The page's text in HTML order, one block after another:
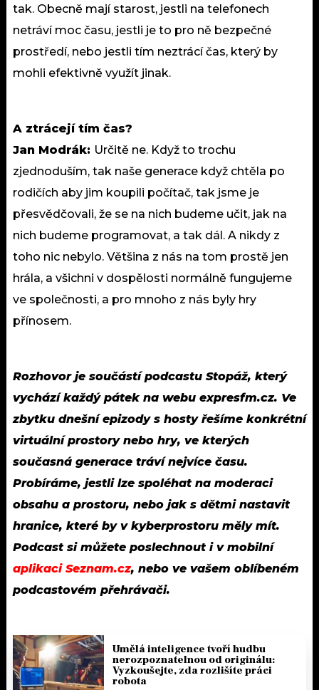
tak. Obecně mají starost, jestli na telefonech
netráví moc času, jestli je to pro ně bezpečné
prostředí, nebo jestli tím neztrácí čas, který by
mohli efektivně využít jinak.
A ztrácejí tím čas?
Jan Modrák: Určitě ne. Když to trochu
zjednoduším, tak naše generace když chtěla po
rodičích aby jim koupili počítač, tak jsme je
přesvědčovali, že se na nich budeme učit, jak na
nich budeme programovat, a tak dál. A nikdy z
toho nic nebylo. Většina z nás na tom prostě jen
hrála, a všichni v dospělosti normálně fungujeme
ve společnosti, a pro mnoho z nás byly hry
přínosem.
Rozhovor je součástí podcastu Stopáž, který
vychází každý pátek na webu expresfm.cz. Ve
zbytku dnešní epizody s hosty řešíme konkrétní
virtuální prostory nebo hry, ve kterých
současná generace tráví nejvíce času.
Probíráme, jestli lze spoléhat na moderaci
obsahu a prostoru, nebo jak s dětmi nastavit
hranice, které by v kyberprostoru měly mít.
Podcast si můžete poslechnout i v mobilní
aplikaci Seznam.cz, nebo ve vašem oblíbeném
podcastovém přehrávači.
Umělá inteligence tvoří hudbu
nerozpoznatelnou od originálu:
Vyzkoušejte, zda rozlišíte práci
robota